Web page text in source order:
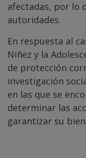
afectadas, por lo
autoridades.
En respuesta al
Niñez y la
de protección
investigación
en las que se
determinar las
garantizar su